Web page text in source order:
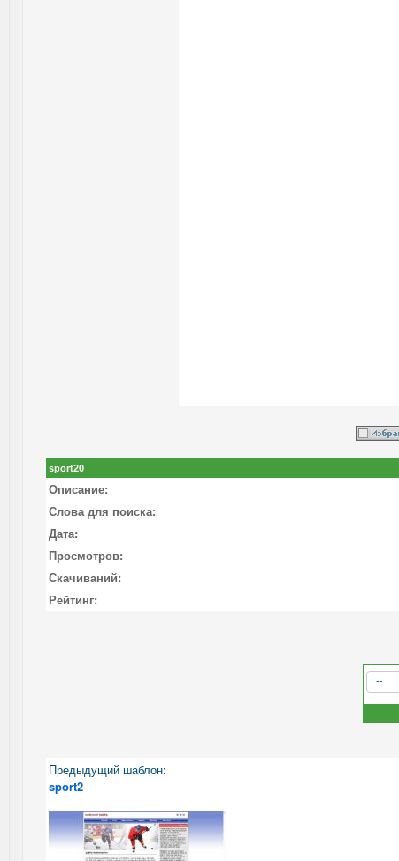
sport20
Описание:
Слова для поиска:
Дата:
Просмотров:
Скачиваний:
Рейтинг:
Предыдущий шаблон:
sport2